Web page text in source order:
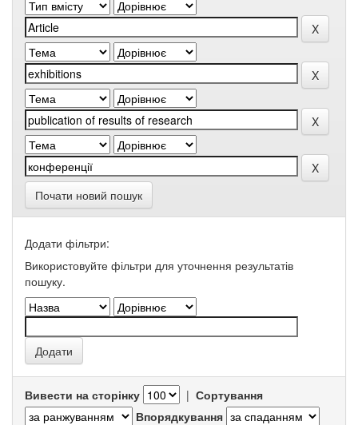
Почати новий пошук
Додати фільтри:
Використовуйте фільтри для уточнення результатів
пошуку.
Вивести на сторінку | Сортування
Впорядкування